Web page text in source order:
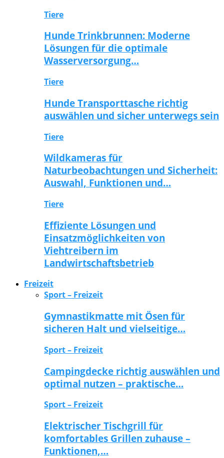
Tiere
Hunde Trinkbrunnen: Moderne
Lösungen für die optimale
Wasserversorgung…
Tiere
Hunde Transporttasche richtig
auswählen und sicher unterwegs sein
Tiere
Wildkameras für
Naturbeobachtungen und Sicherheit:
Auswahl, Funktionen und…
Tiere
Effiziente Lösungen und
Einsatzmöglichkeiten von
Viehtreibern im
Landwirtschaftsbetrieb
Freizeit
Sport – Freizeit
Gymnastikmatte mit Ösen für
sicheren Halt und vielseitige…
Sport – Freizeit
Campingdecke richtig auswählen und
optimal nutzen – praktische…
Sport – Freizeit
Elektrischer Tischgrill für
komfortables Grillen zuhause –
Funktionen,…